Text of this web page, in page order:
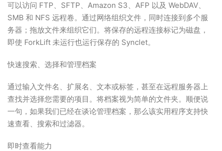
可以访问 FTP、SFTP、Amazon S3、AFP 以及 WebDAV、
SMB 和 NFS 远程卷。通过网络组织文件，同时连接到多个服
务器；拖放文件来组织它们。将保存的远程连接标记为磁盘，
即使 ForkLift 未运行也运行保存的 Synclet。
快速搜索、选择和管理档案
通过输入文件名、扩展名、文本或标签，甚至在远程服务器上
查找并选择您需要的项目。将档案视为简单的文件夹。顺便说
一句，如果我们已经在谈论管理档案，那么该实用程序支持快
速查看、搜索和过滤器。
即时查看能力